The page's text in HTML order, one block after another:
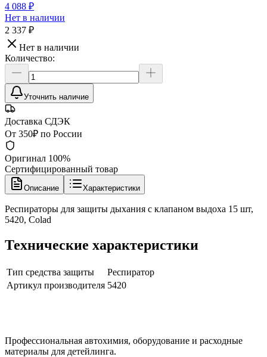
4 088 ₽
Нет в наличии
2 337 ₽
Нет в наличии
Количество:
Уточнить наличие
Доставка СДЭК
От 350₽ по России
Оригинал 100%
Сертифицированный товар
Описание Характеристики
Респираторы для защиты дыхания с клапаном выдоха 15 шт,
5420, Colad
Технические характеристики
Тип средства защиты
Респиратор
Артикул производителя 5420
Профессиональная автохимия, оборудование и расходные
материалы для детейлинга.